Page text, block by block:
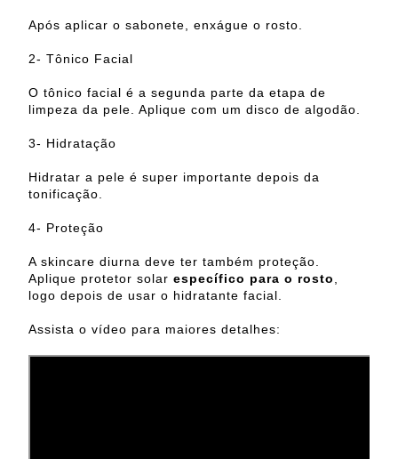
Após aplicar o sabonete, enxágue o rosto.
2- Tônico Facial
O tônico facial é a segunda parte da etapa de
limpeza da pele. Aplique com um disco de algodão.
3- Hidratação
Hidratar a pele é super importante depois da
tonificação.
4- Proteção
A skincare diurna deve ter também proteção.
Aplique protetor solar específico para o rosto,
logo depois de usar o hidratante facial.
Assista o vídeo para maiores detalhes: